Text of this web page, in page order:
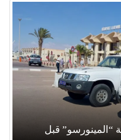
“المينورسو” قبل